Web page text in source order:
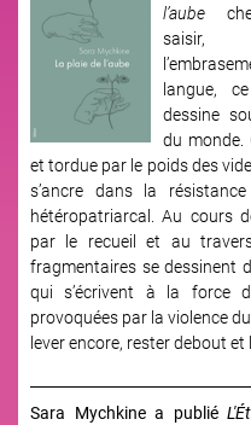
l’aube
langue,
dessine
du monde.
et tordue par le poids des
s’ancre dans la
hétéropatriarcal. Au cours
par le recueil et au
fragmentaires se dessinent
qui s’écrivent à la force
provoquées par la violence
lever encore, rester debout
Sara Mychkine a publié